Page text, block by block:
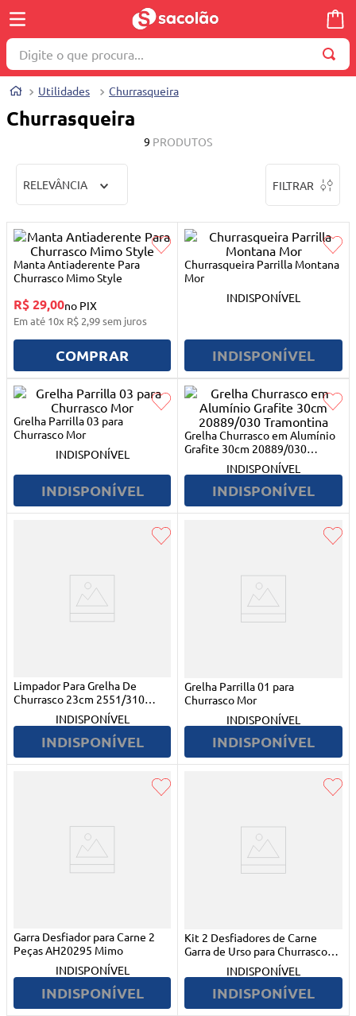
Digite o que procura...
Utilidades Churrasqueira
Churrasqueira
9 PRODUTOS
RELEVÂNCIA FILTRAR
Manta Antiaderente Para
Churrasco Mimo Style
R$ 29,00no PIX
Em até 10x R$ 2,99sem juros
COMPRAR
Churrasqueira Parrilla Montana
Mor
INDISPONÍVEL
INDISPONÍVEL
Grelha Parrilla 03 para
Churrasco Mor
INDISPONÍVEL
INDISPONÍVEL
Grelha Churrasco em Alumínio
Grafite 30cm 20889/030
TramontinaINDISPONÍVEL
INDISPONÍVEL
Limpador Para Grelha De
Churrasco 23cm 2551/310
INDISPONÍVEL
INDISPONÍVEL
Grelha Parrilla 01 para
Churrasco Mor
INDISPONÍVEL
INDISPONÍVEL
Garra Desfiador para Carne 2
Peças AH20295 Mimo
INDISPONÍVEL
INDISPONÍVEL
Kit 2 Desfiadores de Carne
Garra de Urso para Churrasco
INDISPONÍVEL
INDISPONÍVEL
2º
brinquedo
máquina costura
carrinho reversível
5º
cosmetico
toalha
7º
berco
mesa dobrável notebook